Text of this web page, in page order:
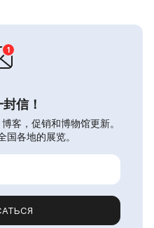
信！
客，促销和博物馆更新。
国各地的展览。